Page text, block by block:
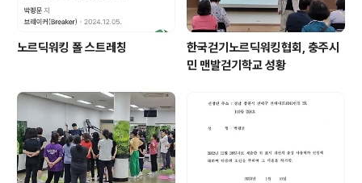
노르딕워킹 폴 스트레칭
한국걷기노르딕워킹협회, 충주시
민 맨발걷기학교 성황